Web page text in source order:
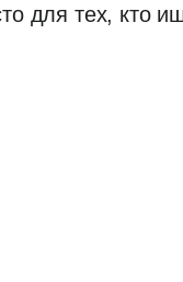
для тех, кто